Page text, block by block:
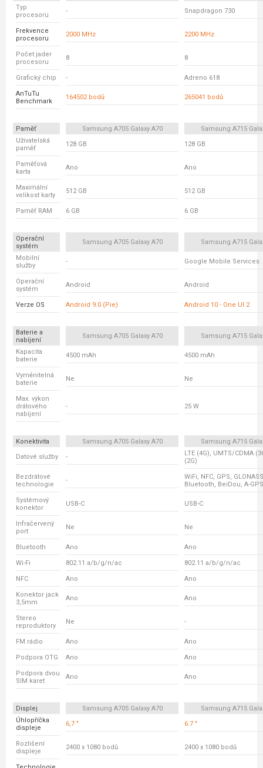
Typ
procesoru
- Snapdragon 730
Frekvence
procesoru
2000 MHz 2200 MHz
Počet jader
procesoru
8 8
Grafický chip - Adreno 618
AnTuTu
Benchmark
164502 bodů 265041 bodů
Paměť Samsung A705 Galaxy A70
Samsung A715
Uživatelská
paměť
128 GB 128 GB
Paměťová
karta
Ano Ano
Maximální
velikost karty
512 GB 512 GB
Paměť RAM 6 GB 6 GB
Operační
systém
Samsung A705 Galaxy A70 Samsung A715
Mobilní
služby
- Google Mobile Services
Operační
systém
Android Android
Verze OS Android 9.0 (Pie) Android 10 - One UI 2
Baterie a
nabíjení
Samsung A705 Galaxy A70 Samsung A715
Kapacita
baterie
4500 mAh 4500 mAh
Vyměnitelná
baterie
Ne Ne
Max. výkon
drátového
nabíjení
- 25 W
Konektivita Samsung A705 Galaxy A70
Samsung A715
Datové služby
-
LTE (4G), UMTS/CDMA
(2G)
Bezdrátové
technologie
-
WiFi, NFC, GPS,
Bluetooth, BeiDou, A-GPS
Systémový
konektor
USB-C USB-C
Infračervený
port
Ne Ne
Bluetooth Ano Ano
Wi-Fi 802.11 a/b/g/n/ac 802.11 a/b/g/n/ac
NFC Ano Ano
Konektor jack
3,5mm
Ano Ano
Stereo
reproduktory
Ne -
FM rádio Ano Ano
Podpora OTG Ano Ano
Podpora dvou
SIM karet
Ano Ano
Displej Samsung A705 Galaxy A70
Samsung A715
Úhlopříčka
displeje
6,7 " 6.7 "
Rozlišení
displeje
2400 x 1080 bodů 2400 x 1080 bodů